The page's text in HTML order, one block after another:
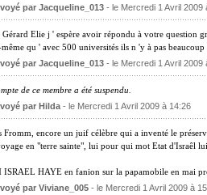
par Jacqueline_013- le Mercredi 1 Avril 2009
Gérard Elie j ' espère avoir répondu à votre question
qu ' avec 500 universités ils n 'y à pas
par Jacqueline_013- le Mercredi 1 Avril 2009
de ce membre a été suspendu.
par Hilda- le Mercredi 1 Avril 2009 à 14:26
Fromm, encore un juif célèbre qui a inventé le
en "terre sainte", lui pour qui mot Etat d'Israêl lui
ISRAEL HAYE en fanion sur la papamobile en mai
par Viviane_005- le Mercredi 1 Avril 2009 à